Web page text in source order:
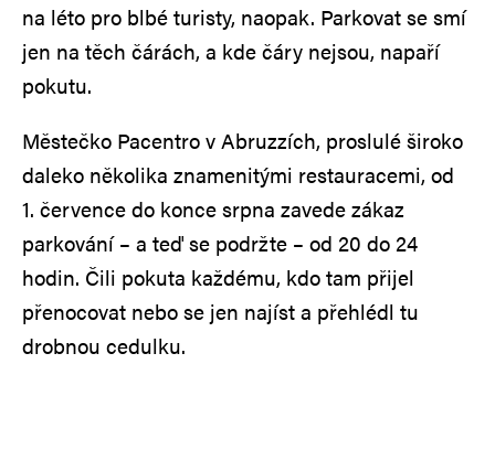
na léto pro blbé turisty, naopak. Parkovat se smí
jen na těch čárách, a kde čáry nejsou, napaří
pokutu.
Městečko Pacentro v Abruzzích, proslulé široko
daleko několika znamenitými restauracemi, od
1. července do konce srpna zavede zákaz
parkování – a teď se podržte – od 20 do 24
hodin. Čili pokuta každému, kdo tam přijel
přenocovat nebo se jen najíst a přehlédl tu
drobnou cedulku.